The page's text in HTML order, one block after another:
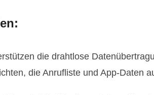
die drahtlose
die Anrufliste und App-Daten